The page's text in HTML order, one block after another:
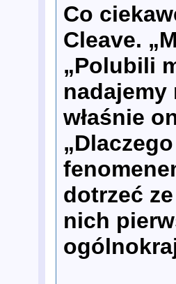
Co
Cleave.
„Polubili
nadajemy
właśnie
dotrzeć
nich